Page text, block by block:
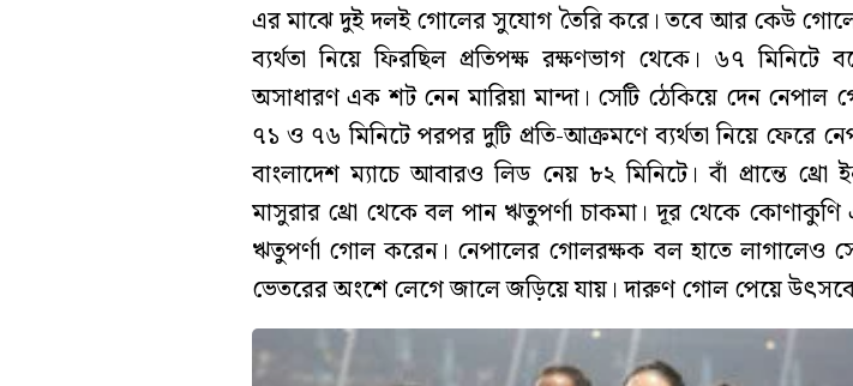
এর মাঝে দুই দলই গোলের সুযোগ তৈরি করে। তবে আর কেউ গোলের
ব্যর্থতা নিয়ে ফিরছিল প্রতিপক্ষ রক্ষণভাগ থেকে। ৬৭ মিনিটে
অসাধারণ এক শট নেন মারিয়া মান্দা। সেটি ঠেকিয়ে দেন নেপাল
৭১ ও ৭৬ মিনিটে পরপর দুটি প্রতি-আক্রমণে ব্যর্থতা নিয়ে ফেরে
বাংলাদেশ ম্যাচে আবারও লিড নেয় ৮২ মিনিটে। বাঁ প্রান্তে থ্রো
মাসুরার থ্রো থেকে বল পান ঋতুপর্ণা চাকমা। দূর থেকে
ঋতুপর্ণা গোল করেন। নেপালের গোলরক্ষক বল হাতে লাগালেও
ভেতরের অংশে লেগে জালে জড়িয়ে যায়। দারুণ গোল পেয়ে উৎসবে